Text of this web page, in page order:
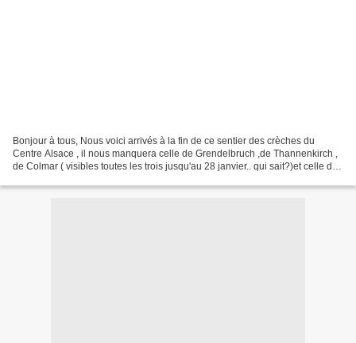
Bonjour à tous, Nous voici arrivés à la fin de ce sentier des crèches du
Centre Alsace , il nous manquera celle de Grendelbruch ,de Thannenkirch ,
de Colmar ( visibles toutes les trois jusqu'au 28 janvier.. qui sait?)et celle de